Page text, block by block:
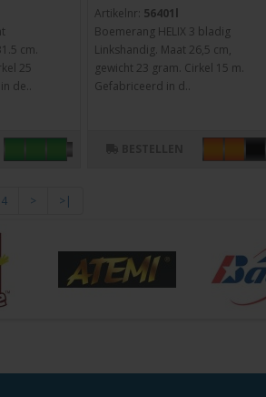
cm.
25
de..
Artikelnr: 56401l
Boemerang HELIX 3 bladig
Linkshandig. Maat 26,5 cm,
gewicht 23 gram. Cirkel 15 m.
Gefabriceerd in d..
4 > >|